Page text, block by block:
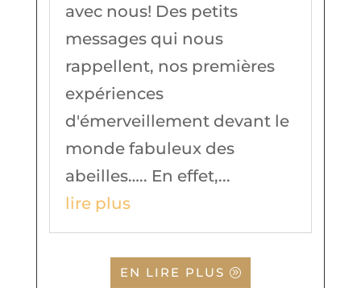
avec nous! Des petits
messages qui nous
rappellent, nos premières
expériences
d'émerveillement devant le
monde fabuleux des
abeilles….. En effet,...
lire plus
EN LIRE PLUS